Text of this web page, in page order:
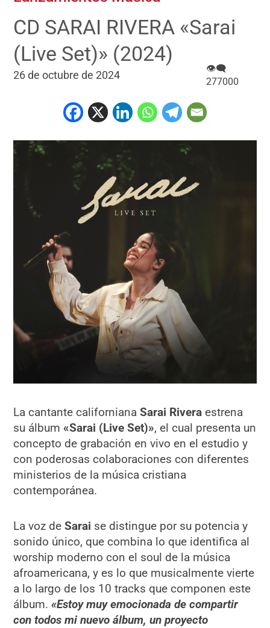
CD SARAI RIVERA «Sarai
(Live Set)» (2024)
26 de octubre de 2024
👁‍🗨
277000
La cantante californianaSarai Rivera estrena
su álbum «Sarai (Live Set)», el cual presenta un
concepto de grabación en vivo en el estudio y
con poderosas colaboraciones con diferentes
ministerios de la música cristiana
contemporánea.
La voz deSarai se distingue por su potencia y
sonido único, que combina lo que identifica al
worship moderno con el soul de la música
afroamericana, y es lo que musicalmente vierte
a lo largo de los 10 tracks que componen este
álbum.«Estoy muy emocionada de compartir
con todos mi nuevo álbum, un proyecto